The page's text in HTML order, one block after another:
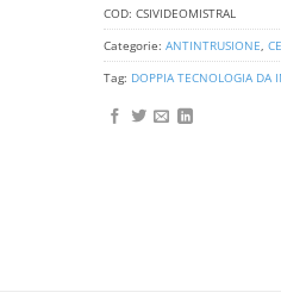
COD: CSIVIDEOMISTRAL
Categorie: ANTINTRUSIONE
Tag: DOPPIA TECNOLOGIA DA